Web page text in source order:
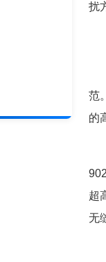
扰
范
的
超
无